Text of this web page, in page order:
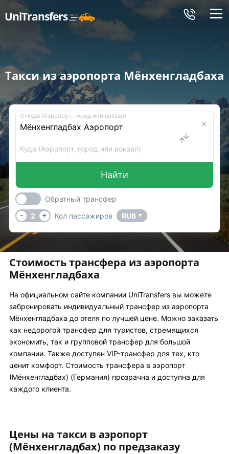
UniTransfers Меню
Такси из аэропорта Мёнхенгладбаха
Откуда (Аэропорт, город или вокзал)
Куда (Аэропорт, город или вокзал)
Найти
Обратный трансфер
-
2 + Кол пассажиров RUB ▼
Стоимость трансфера из аэропорта
Мёнхенгладбаха
На официальном сайте компании UniTransfers вы можете
забронировать индивидуальный трансфер из аэропорта
Мёнхенгладбаха до отеля по лучшей цене. Можно заказать
как недорогой трансфер для туристов, стремящихся
экономить, так и групповой трансфер для большой
компании. Также доступен VIP-трансфер для тех, кто
ценит комфорт. Стоимость трансфера в аэропорт
(Мёнхенгладбах) (Германия) прозрачна и доступна для
каждого клиента.
Цены на такси в аэропорт
(Мёнхенгладбах) по предзаказу